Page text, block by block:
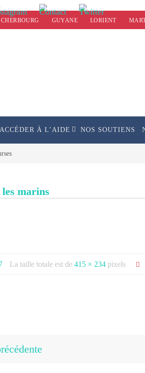
CHERBOURG GUYANE LORIENT
ACCÉDER À L’AIDE NOS SOUTIENS
marins
La taille totale est de 415 × 234pixels